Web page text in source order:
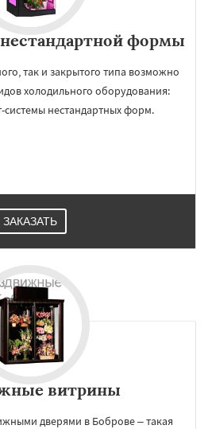
формы
так и закрытого типа возможно
холодильного оборудования:
нестандартных форм.
ЗАКАЗАТЬ
витрины
дверями в Боброве – такая